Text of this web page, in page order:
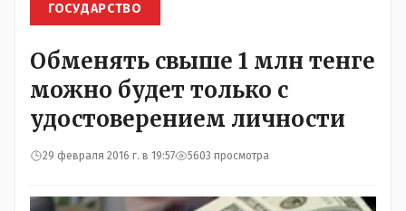
ГОСУДАРСТВО
Обменять свыше 1 млн тенге
можно будет только с
удостоверением личности
29 февраля 2016 г. в 19:57 5603 просмотра